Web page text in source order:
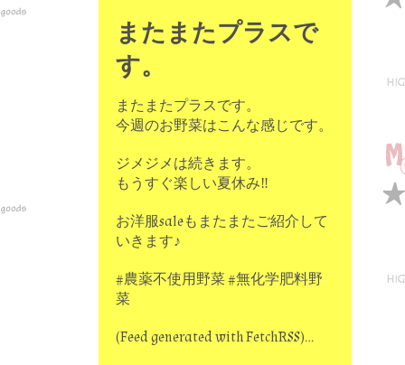
またまたプラスで
す。
またまたプラスです。
今週のお野菜はこんな感じです。
ジメジメは続きます。
もうすぐ楽しい夏休み‼️
お洋服saleもまたまたご紹介して
いきます♪
#農薬不使用野菜 #無化学肥料野
菜
(Feed generated with FetchRSS)…